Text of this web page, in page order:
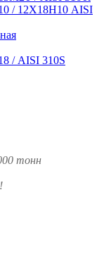
/ 12Х18Н10 AISI
/ AISI 310S
тонн